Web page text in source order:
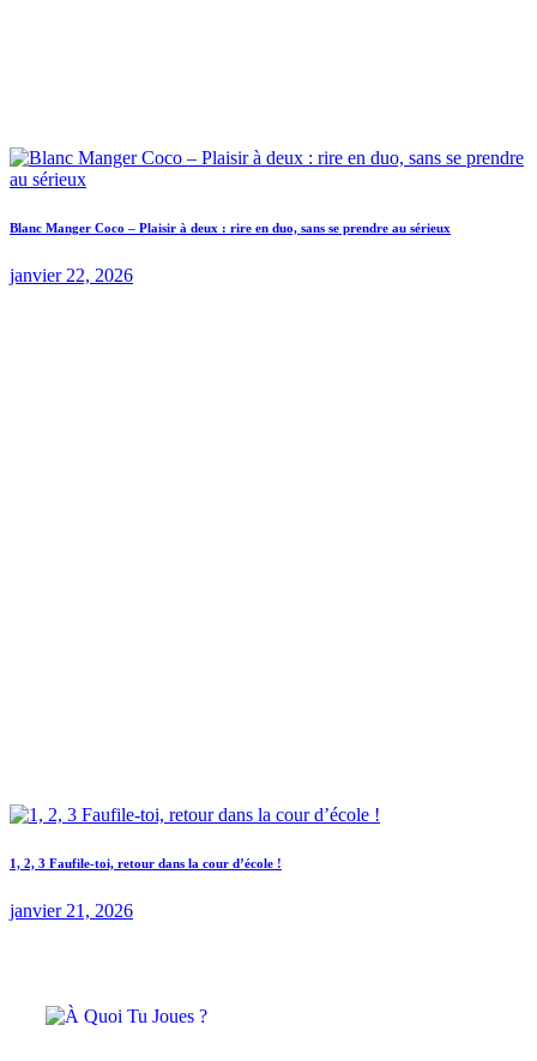
Blanc Manger Coco – Plaisir à deux : rire en duo, sans se prendre au sérieux
janvier 22, 2026
1, 2, 3 Faufile-toi, retour dans la cour d’école !
janvier 21, 2026